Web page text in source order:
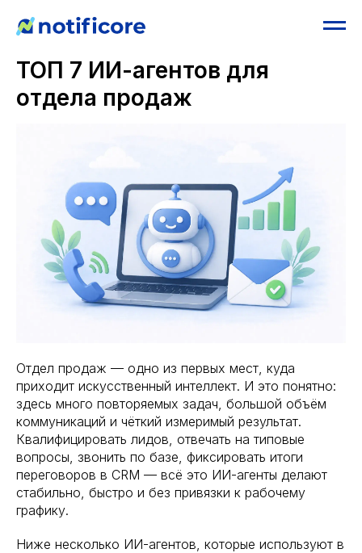
ТОП 7 ИИ-агентов для
отдела продаж
Отдел продаж — одно из первых мест, куда
приходит искусственный интеллект. И это понятно:
здесь много повторяемых задач, большой объём
коммуникаций и чёткий измеримый результат.
Квалифицировать лидов, отвечать на типовые
вопросы, звонить по базе, фиксировать итоги
переговоров в CRM — всё это ИИ-агенты делают
стабильно, быстро и без привязки к рабочему
графику.
Ниже несколько ИИ-агентов, которые используют в